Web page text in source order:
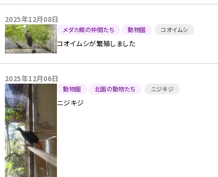
2025年12月08日
メダカ館の仲間たち 動物園 コオイムシ
コオイムシが繁殖しました
2025年12月06日
動物園 北園の動物たち ニジキジ
ニジキジ